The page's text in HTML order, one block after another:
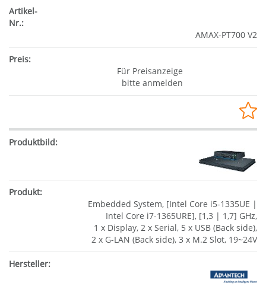
AMAX-PT700 V2
Für Preisanzeige
bitte anmelden
Embedded System, [Intel Core i5-1335UE |
Intel Core i7-1365URE], [1,3 | 1,7] GHz,
1 x Display, 2 x Serial, 5 x USB (Back side),
2 x G-LAN (Back side), 3 x M.2 Slot, 19~24V